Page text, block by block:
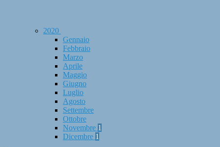
2020
Gennaio
Febbraio
Marzo
Aprile
Maggio
Giugno
Luglio
Agosto
Settembre
Ottobre
Novembre 1
Dicembre 1